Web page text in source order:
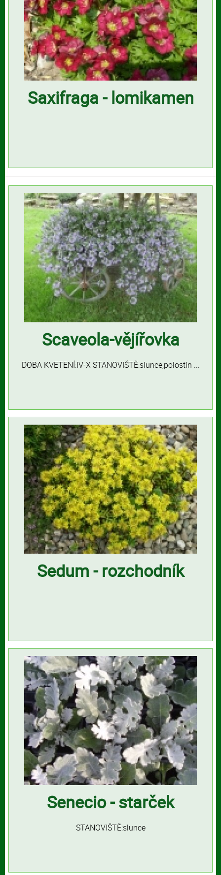
Saxifraga - lomikamen
Scaveola-vějířovka
DOBA KVETENÍ:IV-X STANOVIŠTĚ:slunce,polostín ...
Sedum - rozchodník
Senecio - starček
STANOVIŠTĚ:slunce